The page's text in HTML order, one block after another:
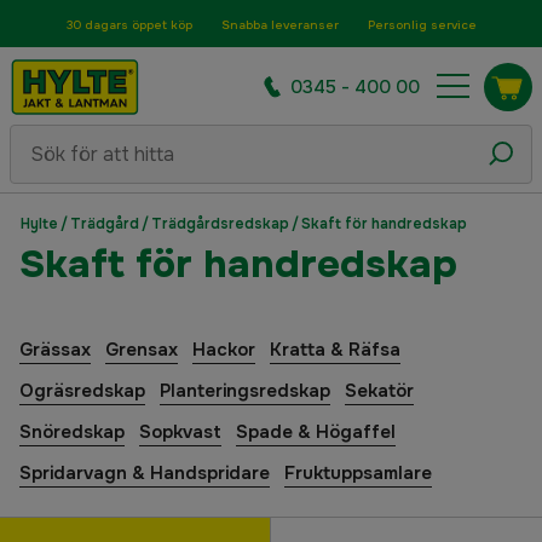
30 dagars öppet köp Snabba leveranser Personlig service
0345 - 400 00
Hylte /Trädgård /Trädgårdsredskap /Skaft för handredskap
Skaft för handredskap
Grässax Grensax Hackor
Kratta & Räfsa
Ogräsredskap
Planteringsredskap
Sekatör
Snöredskap
Sopkvast
Spade & Högaffel
Spridarvagn & Handspridare
Fruktuppsamlare